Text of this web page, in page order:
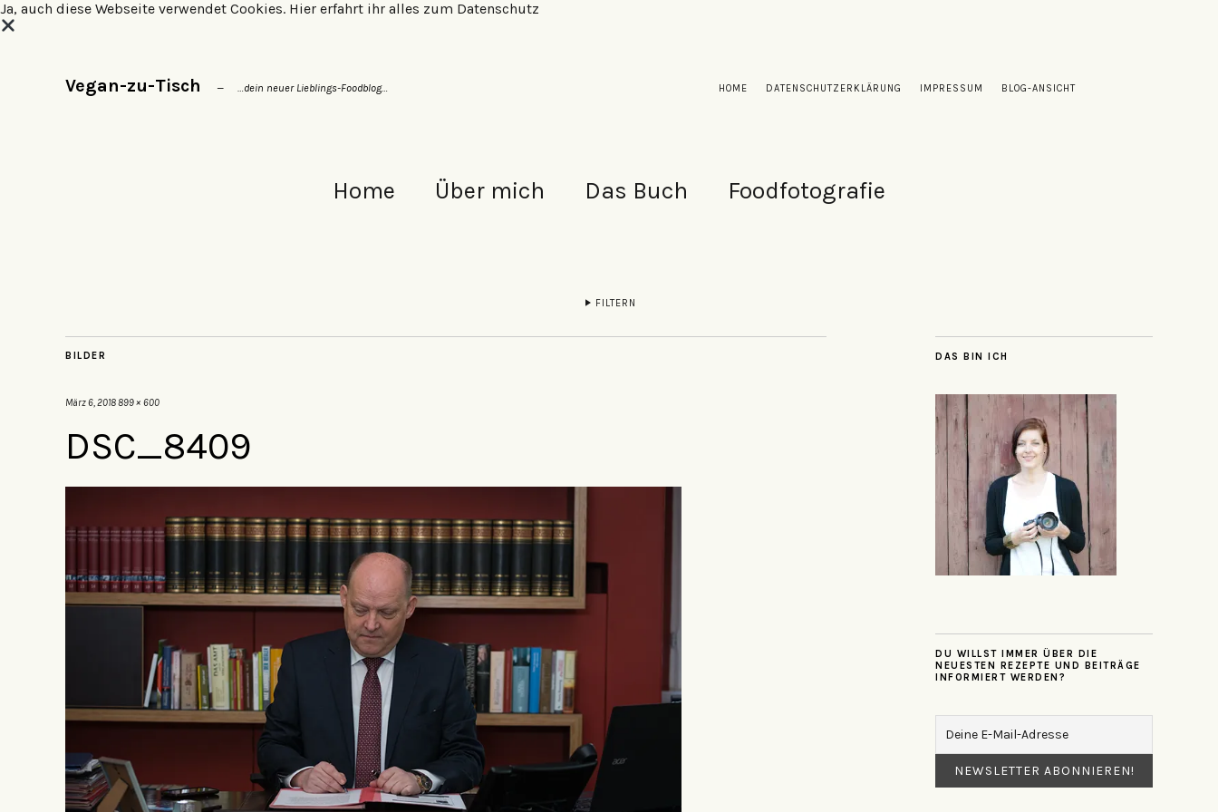
Ja, auch diese Webseite verwendet Cookies. Hier erfahrt ihr alles zum Datenschutz
HOME DATENSCHUTZERKLÄRUNG IMPRESSUM BLOG-ANSICHT
Vegan-zu-Tisch …dein neuer Lieblings-Foodblog…
Home Über mich Das Buch Foodfotografie
FILTERN
BILDER
März 6, 2018899 × 600
DSC_8409
DAS BIN ICH
DU WILLST IMMER ÜBER DIE
NEUESTEN REZEPTE UND BEITRÄGE
INFORMIERT WERDEN?